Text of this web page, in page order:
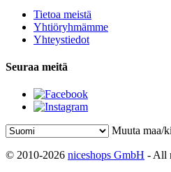
Tietoa meistä
Yhtiöryhmämme
Yhteystiedot
Seuraa meitä
Muuta maa/
© 2010-2026 niceshops GmbH - All